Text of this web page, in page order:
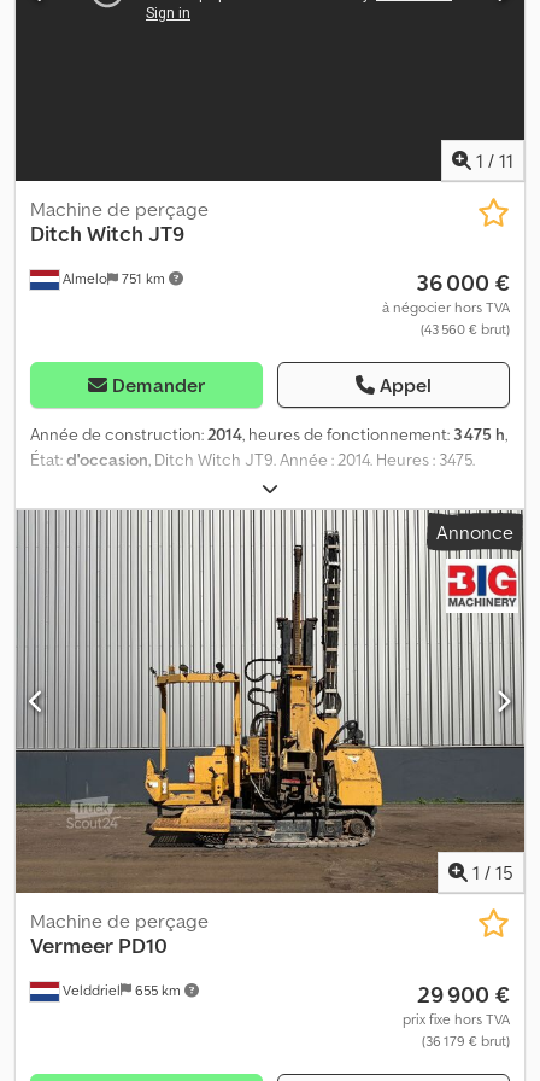
1 / 11
Almelo 751 km
Machine de perçage
Ditch Witch JT9
36 000 €
à négocier hors TVA
(43 560 € brut)
Demander Appel
Année de construction:2014, heures de fonctionnement: 3 475 h,
État:d'occasion, Ditch Witch JT9. Année : 2014. Heures : 3475.
Poids : 3040 kg. Machine conforme aux normes CE. Moteur Deutz
de 40 kW. 18 tiges de forage de 1900 mm. État général : 80 %.
Machine allemande ! Crsdjzlr Eaepfx Aamsf N° d'identification : 100
B. Les conditions générales de vente de Heinhuis s'appliquent à
toutes les annonces, offres et devis de Heinhuis, ainsi qu'à tous
les contrats conclus par Heinhuis et aux négociations qui les
précèdent. En répondant, vous acceptez l'application des
conditions générales de vente de Heinhuis et déclarez avoir pris
connaissance de celles-ci. Nos prix sont des prix nets pour
l'exportation. = Informations complémentaires = Type de
carburant : Diesel Année de fabrication : 2014 Utilisation :
Construction Type de transmission : Chenilles Puissance : 40 kW
(54 ch) Poids à vide : 3 040 kg Marquage CE : oui = Informations
sur l'entreprise = Pour plus d'informations :
Annonce
1 / 15
Velddriel 655 km
Machine de perçage
Vermeer PD10
29 900 €
prix fixe hors TVA
(36 179 € brut)